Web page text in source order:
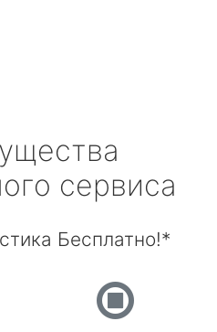
сервиса
Бесплатно!*